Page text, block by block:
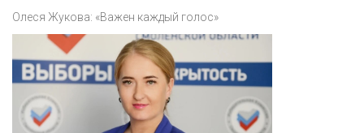
Олеся Жукова: «Важен каждый голос»